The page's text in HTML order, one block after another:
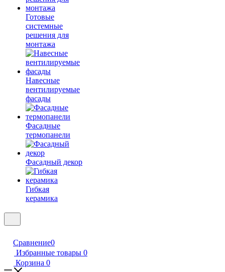
Готовые
системные
решения для
монтажа
Навесные
вентилируемые
фасады
Фасадные
термопанели
Фасадный декор
Гибкая
керамика
Сравнение0
Избранные товары 0
Корзина 0